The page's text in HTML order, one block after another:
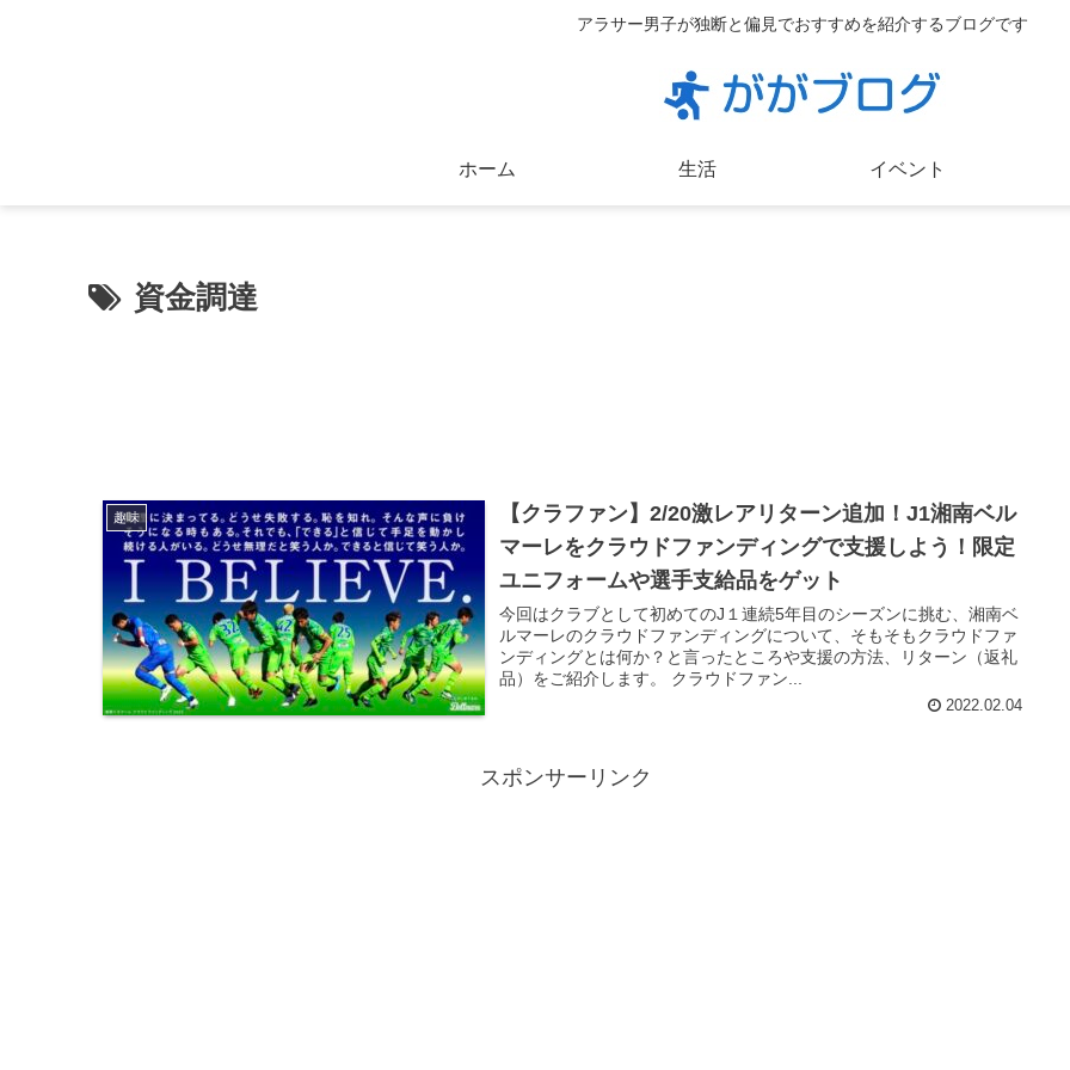
アラサー男子が独断と偏見でおすすめを紹介するブログです
ホーム 生活 イベント
資金調達
趣味
【クラファン】2/20激レアリターン追加！J1湘南ベル
マーレをクラウドファンディングで支援しよう！限定
ユニフォームや選手支給品をゲット
今回はクラブとして初めてのJ１連続5年目のシーズンに挑む、湘南ベ
ルマーレのクラウドファンディングについて、そもそもクラウドファ
ンディングとは何か？と言ったところや支援の方法、リターン（返礼
品）をご紹介します。 クラウドファン...
2022.02.04
スポンサーリンク